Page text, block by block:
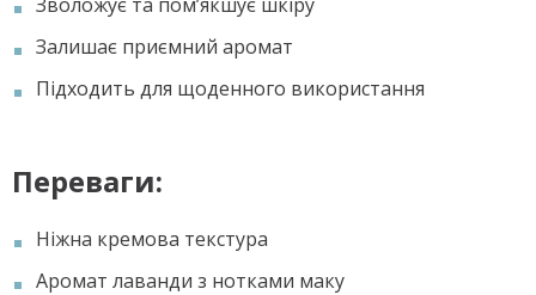
Залишає приємний аромат
Підходить для щоденного використання
Переваги:
Ніжна кремова текстура
Аромат лаванди з нотками маку